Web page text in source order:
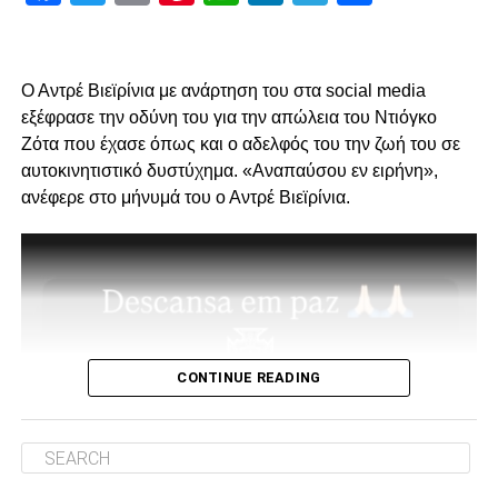
διοικητικά ζητήματα που αφορούν την επόμενη μέρα του
ΠΑΟΚ.
Ο λόγος της επίσκεψης… απλός, “Κύριοι, με την δικιά μας
στήριξη παραμείνατε 15μελες μετά την παραίτηση
Για εμάς δεν έχει αλλάξει κάτι, οι λόγοι της στήριξης μας
από την αρχή μέχρι σήμερα παραμένουν ίδιοι.
Ο Αντρέ Βιεϊρίνια με ανάρτηση του στα social media
εξέφρασε την οδύνη του για την απώλεια του Ντιόγκο
Ζότα που έχασε όπως και ο αδελφός του την ζωή του σε
αυτοκινητιστικό δυστύχημα. «Αναπαύσου εν ειρήνη»,
ανέφερε στο μήνυμά του ο Αντρέ Βιεϊρίνια.
CONTINUE READING